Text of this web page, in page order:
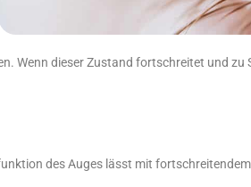
Wenn dieser Zustand fortschreitet und
des Auges lässt mit